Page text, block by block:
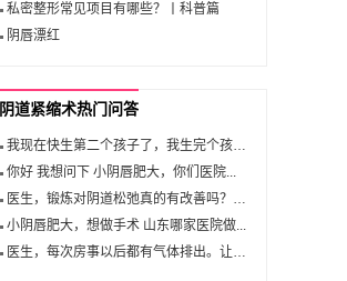
私密整形常见项目有哪些？丨科普篇
阴唇漂红
阴道紧缩术热门问答
我现在快生第二个孩子了，我生完个孩子...
你好 我想问下 小阴唇肥大，你们医院...
医生，锻炼对阴道松弛真的有改善吗？处...
小阴唇肥大，想做手术 山东哪家医院做...
医生，每次房事以后都有气体排出。让我...